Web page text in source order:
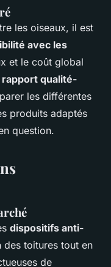
les oiseaux, il est
avec les
et le coût global
rapport qualité-
les différentes
produits adaptés
question.
dispositifs anti-
toitures tout en
de